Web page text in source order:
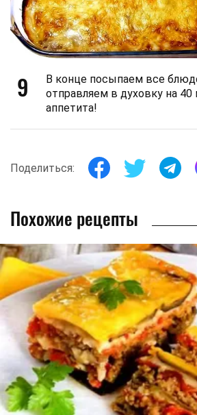
9
В конце посыпаем все
отправляем в духовку на 40
аппетита!
Поделиться:
Похожие рецепты